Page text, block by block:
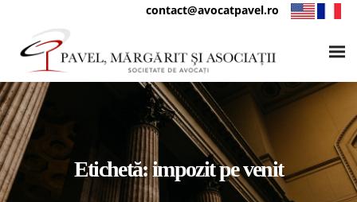
contact@avocatpavel.ro
Etichetă:impozit pe venit